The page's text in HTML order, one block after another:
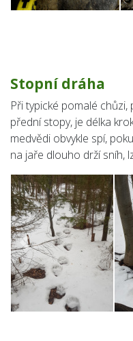
Stopní dráha
Při typické pomalé
přední stopy, je délka
medvědi obvykle spí,
na jaře dlouho drží sníh,
Předchozí